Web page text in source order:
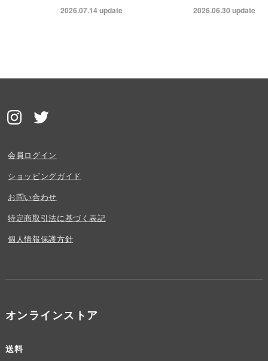
2026.07.14update 2026.06.30 update
会員ログイン
ショッピングガイド
お問い合わせ
特定商取引法に基づく表記
個人情報保護方針
オンラインストア
送料